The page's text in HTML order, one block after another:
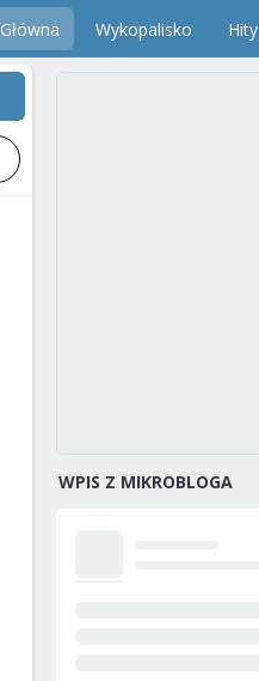
Główna Wykopalisko Hity
WPIS Z MIKROBLOGA